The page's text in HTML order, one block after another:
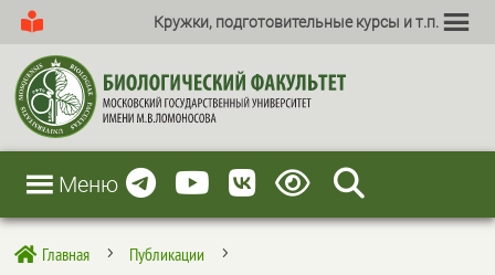
Кружки, подготовительные курсы и т.п.
Меню
 Главная 5 Публикации 5